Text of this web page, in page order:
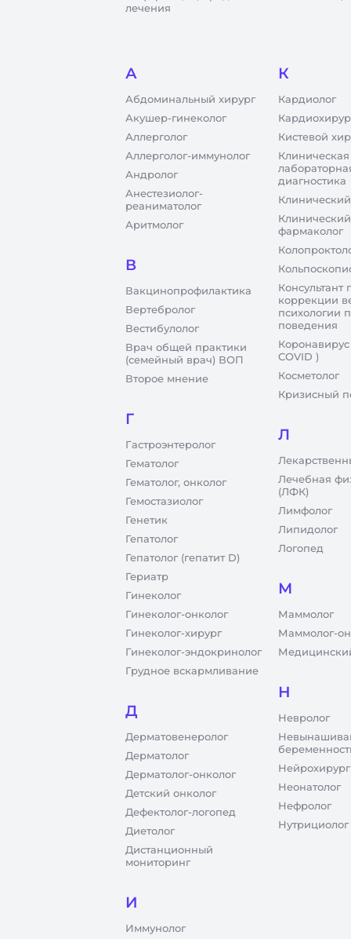
лечения
А
Абдоминальный хирург
Акушер-гинеколог
Аллерголог
Аллерголог-иммунолог
Андролог
Анестезиолог-
реаниматолог
Аритмолог
В
Вакцинопрофилактика
Вертебролог
Вестибулолог
Врач общей практики
(семейный врач) ВОП
Второе мнение
Г
Гастроэнтеролог
Гематолог
Гематолог, онколог
Гемостазиолог
Генетик
Гепатолог
Гепатолог (гепатит D)
Гериатр
Гинеколог
Гинеколог-онколог
Гинеколог-хирург
Гинеколог-эндокринолог
Грудное вскармливание
Д
Дерматовенеролог
Дерматолог
Дерматолог-онколог
Детский онколог
Дефектолог-логопед
Диетолог
Дистанционный
мониторинг
И
Иммунолог
К
Кардиолог
Кистевой
Клиническая
диагностика
Клинический
фармаколог
Консультант
коррекции
психологии
поведения
COVID )
Косметолог
Кризисный
Л
Лечебная
(ЛФК)
Лимфолог
Липидолог
Логопед
М
Маммолог
Маммолог-
Н
Невролог
Нейрохирург
Неонатолог
Нефролог
Нутрициолог